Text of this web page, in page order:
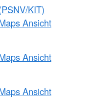
KIT)
Ansicht
Ansicht
Ansicht